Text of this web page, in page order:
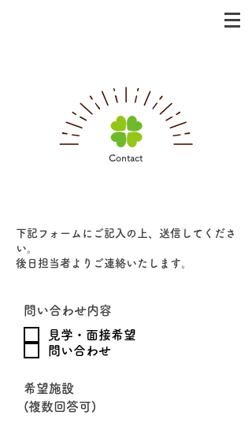
Contact
下記フォームにご記入の上、送信してくださ
い。
後日担当者よりご連絡いたします。
問い合わせ内容
見学・面接希望
問い合わせ
希望施設
(複数回答可)